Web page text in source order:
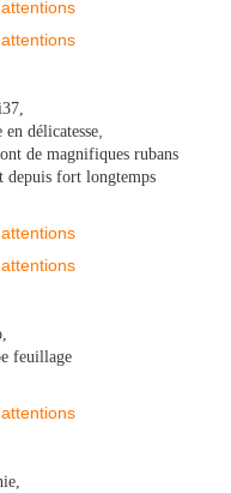
délicatesse
de magnifiques rubans
depuis fort longtemps
feuillage